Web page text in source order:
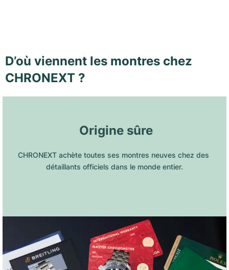
D’où viennent les montres chez
CHRONEXT ?
Origine sûre
CHRONEXT achète toutes ses montres neuves chez des
détaillants officiels dans le monde entier.